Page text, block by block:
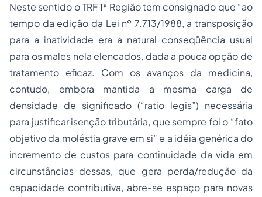
Neste sentido o TRF 1ª Região tem consignado que “ao
tempo da edição da Lei nº 7.713/1988, a transposição
para a inatividade era a natural conseqüência usual
para os males nela elencados, dada a pouca opção de
tratamento eficaz. Com os avanços da medicina,
contudo, embora mantida a mesma carga de
densidade de significado (“ratio legis”) necessária
para justificar isenção tributária, que sempre foi o “fato
objetivo da moléstia grave em si” e a idéia genérica do
incremento de custos para continuidade da vida em
circunstâncias dessas, que gera perda/redução da
capacidade contributiva, abre-se espaço para novas